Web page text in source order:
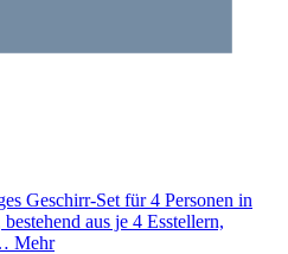
Geschirr-Set für 4 Personen in
aus je 4 Esstellern,
Mehr